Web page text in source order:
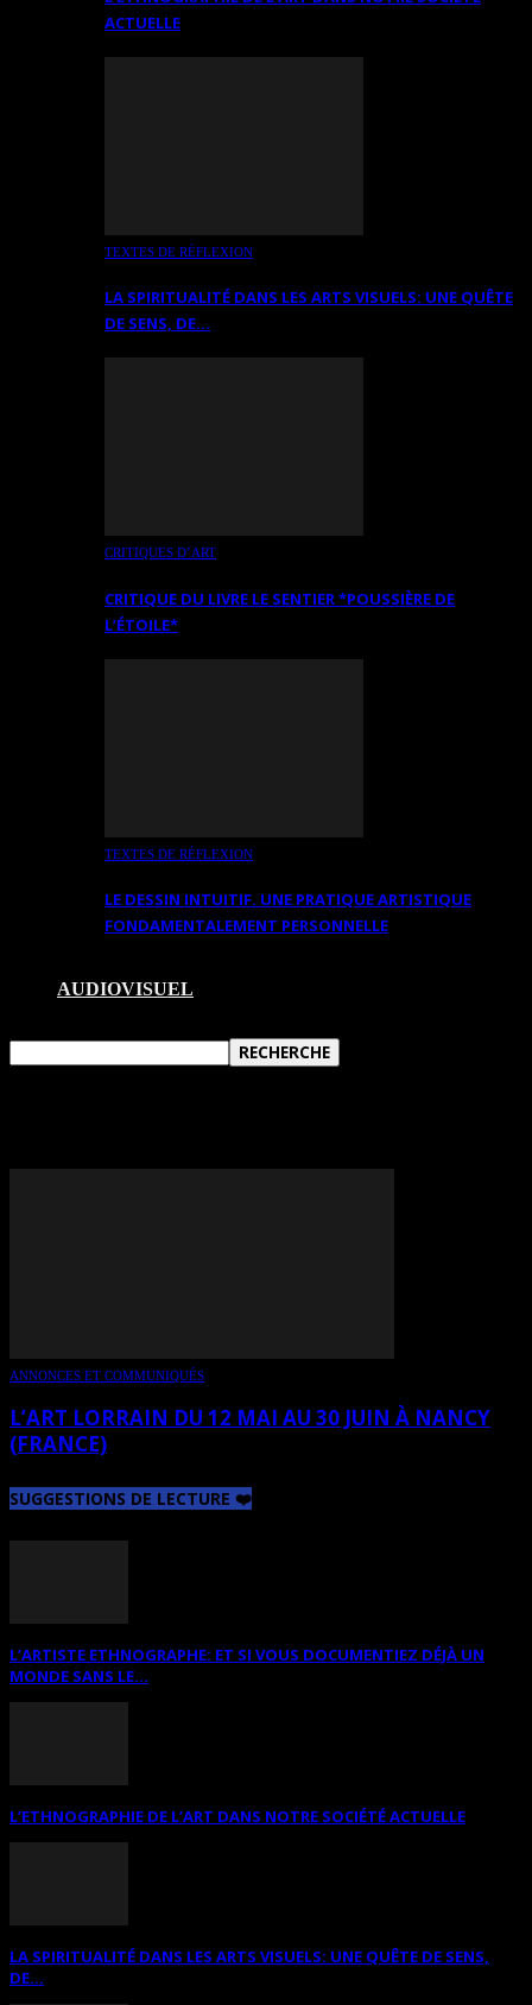
ACTUELLE
TEXTES DE RÉFLEXION
LA SPIRITUALITÉ DANS LES ARTS VISUELS: UNE QUÊTE
DE SENS, DE…
CRITIQUES D’ART
CRITIQUE DU LIVRE LE SENTIER *POUSSIÈRE DE
L’ÉTOILE*
TEXTES DE RÉFLEXION
LE DESSIN INTUITIF. UNE PRATIQUE ARTISTIQUE
FONDAMENTALEMENT PERSONNELLE
AUDIOVISUEL
ANNONCES ET COMMUNIQUÉS
L’ART LORRAIN DU 12 MAI AU 30 JUIN À NANCY
(FRANCE)
SUGGESTIONS DE LECTURE ❤️
L’ARTISTE ETHNOGRAPHE: ET SI VOUS DOCUMENTIEZ DÉJÀ UN
MONDE SANS LE...
L’ETHNOGRAPHIE DE L’ART DANS NOTRE SOCIÉTÉ ACTUELLE
LA SPIRITUALITÉ DANS LES ARTS VISUELS: UNE QUÊTE DE SENS,
DE...